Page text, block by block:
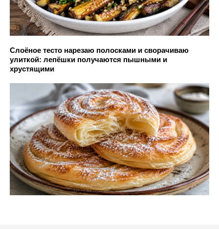
Слоёное тесто нарезаю полосками и сворачиваю
улиткой: лепёшки получаются пышными и
хрустящими